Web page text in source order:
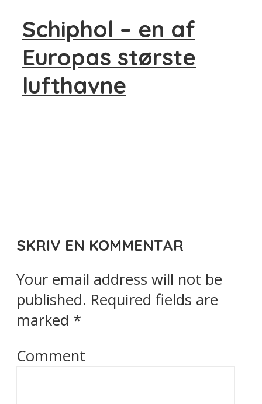
Schiphol – en af
Europas største
lufthavne
SKRIV EN KOMMENTAR
Your email address will not be
published. Required fields are
marked *
Comment